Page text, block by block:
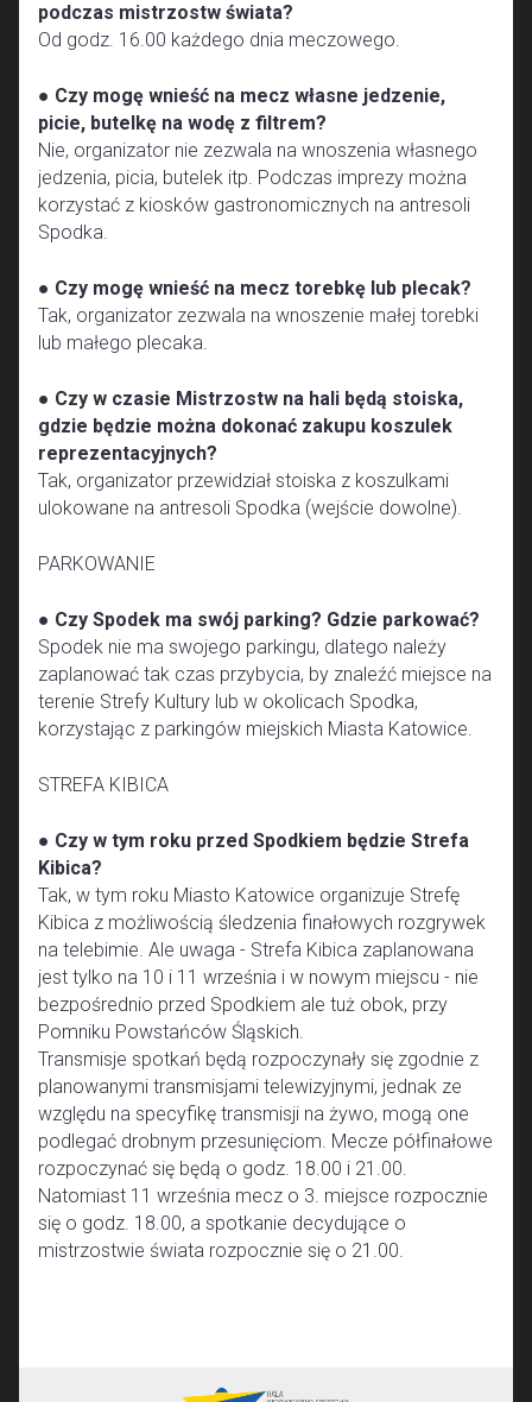
podczas mistrzostw świata?
Od godz. 16.00 każdego dnia meczowego.
● Czy mogę wnieść na mecz własne jedzenie,
picie, butelkę na wodę z filtrem?
Nie, organizator nie zezwala na wnoszenia własnego
jedzenia, picia, butelek itp. Podczas imprezy można
korzystać z kiosków gastronomicznych na antresoli
Spodka.
● Czy mogę wnieść na mecz torebkę lub plecak?
Tak, organizator zezwala na wnoszenie małej torebki
lub małego plecaka.
● Czy w czasie Mistrzostw na hali będą stoiska,
gdzie będzie można dokonać zakupu koszulek
reprezentacyjnych?
Tak, organizator przewidział stoiska z koszulkami
ulokowane na antresoli Spodka (wejście dowolne).
PARKOWANIE
● Czy Spodek ma swój parking? Gdzie parkować?
Spodek nie ma swojego parkingu, dlatego należy
zaplanować tak czas przybycia, by znaleźć miejsce na
terenie Strefy Kultury lub w okolicach Spodka,
korzystając z parkingów miejskich Miasta Katowice.
STREFA KIBICA
● Czy w tym roku przed Spodkiem będzie Strefa
Kibica?
Tak, w tym roku Miasto Katowice organizuje Strefę
Kibica z możliwością śledzenia finałowych rozgrywek
na telebimie. Ale uwaga - Strefa Kibica zaplanowana
jest tylko na 10 i 11 września i w nowym miejscu - nie
bezpośrednio przed Spodkiem ale tuż obok, przy
Pomniku Powstańców Śląskich.
Transmisje spotkań będą rozpoczynały się zgodnie z
planowanymi transmisjami telewizyjnymi, jednak ze
względu na specyfikę transmisji na żywo, mogą one
podlegać drobnym przesunięciom. Mecze półfinałowe
rozpoczynać się będą o godz. 18.00 i 21.00.
Natomiast 11 września mecz o 3. miejsce rozpocznie
się o godz. 18.00, a spotkanie decydujące o
mistrzostwie świata rozpocznie się o 21.00.